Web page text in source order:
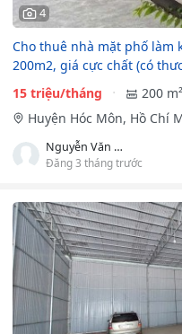
4
Cho thuê nhà mặt phố làm
200m2, giá cực chất (có
15 triệu/tháng
200 m²
Huyện Hóc Môn, Hồ Chí
Nguyễn Văn Dũng
Đăng 3 tháng trước